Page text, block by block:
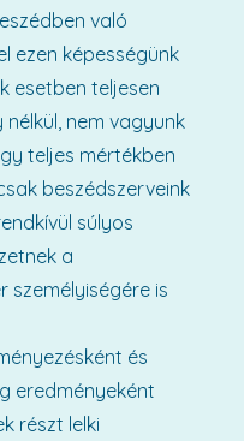
való
ezen képességünk
esetben teljesen
nem vagyunk
teljes mértékben
beszédszerveink
súlyos
a
személyiségére is
és
eredményeként
részt lelki